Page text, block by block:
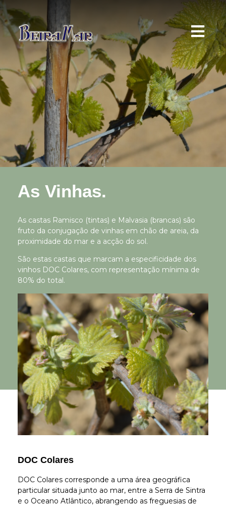
As Vinhas.
As castas Ramisco (tintas) e Malvasia (brancas) são
fruto da conjugação de vinhas em chão de areia, da
proximidade do mar e a acção do sol.
São estas castas que marcam a especificidade dos
vinhos DOC Colares, com representação mínima de
80% do total.
DOC Colares
DOC Colares corresponde a uma área geográfica
particular situada junto ao mar, entre a Serra de Sintra
e o Oceano Atlântico, abrangendo as freguesias de